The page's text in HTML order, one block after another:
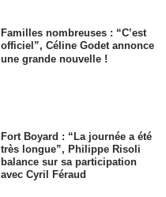
Familles nombreuses : “C’est
officiel”, Céline Godet annonce
une grande nouvelle !
Fort Boyard : “La journée a été
très longue”, Philippe Risoli
balance sur sa participation
avec Cyril Féraud